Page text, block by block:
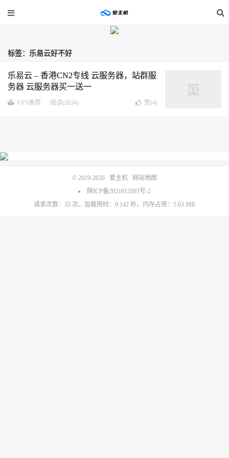
标签：乐易云好不好
乐易云 – 香港CN2专线 云服务器，站群服
务器 云服务器买一送一
VPS推荐 阅读(2634) 赞(4)
© 2019-2026 爱主机
网站地图
陕ICP备2021013503号-2
请求次数：35 次，加载用时：0.142 秒，内存占用：5.63 MB